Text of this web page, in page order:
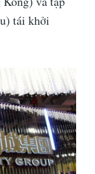
tái khởi